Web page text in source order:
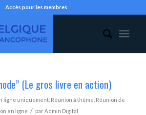
Accès pour les membres
(Le gros livre en action)
ligne uniquement, Réunion à thème Réunion de
en ligne / parAdmin Digital